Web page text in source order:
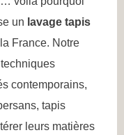
un lavage tapis
France. Notre
contemporains,
tapis
leurs matières